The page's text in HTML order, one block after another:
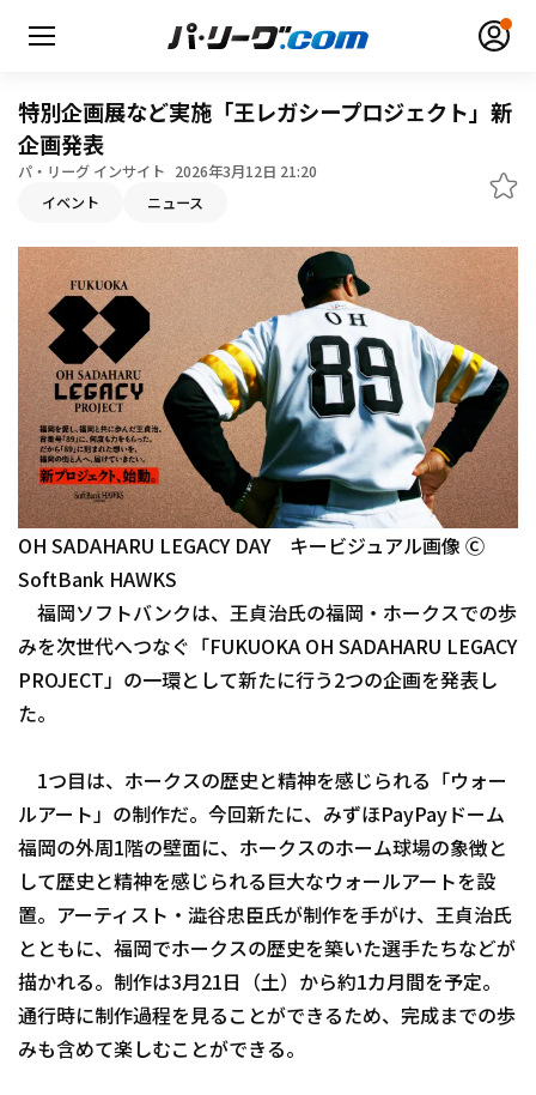
無料アカウント登録
HOME
動画
日程・結果
順位表･成績
1軍公式戦
ファーム東地区
ファーム中地区
選手名鑑
選手名鑑トップ
北海道日本ハムファイターズ
東北楽天ゴールデンイーグルス
千葉ロッテマリーンズ
オリックス・バファローズ
福岡ソフトバンクホークス
ニュース
特別企画展など実施「王レガシープロジェクト」新
企画発表
パ・リーグ インサイト 2026年3月12日 21:20
イベント ニュース
OH SADAHARU LEGACY DAY キービジュアル画像 Ⓒ
SoftBank HAWKS
福岡ソフトバンクは、王貞治氏の福岡・ホークスでの歩
みを次世代へつなぐ「FUKUOKA OH SADAHARU LEGACY
PROJECT」の一環として新たに行う2つの企画を発表し
た。
1つ目は、ホークスの歴史と精神を感じられる「ウォー
ルアート」の制作だ。今回新たに、みずほPayPayドーム
福岡の外周1階の壁面に、ホークスのホーム球場の象徴と
して歴史と精神を感じられる巨大なウォールアートを設
置。アーティスト・澁谷忠臣氏が制作を手がけ、王貞治氏
とともに、福岡でホークスの歴史を築いた選手たちなどが
描かれる。制作は3月21日（土）から約1カ月間を予定。
通行時に制作過程を見ることができるため、完成までの歩
みも含めて楽しむことができる。